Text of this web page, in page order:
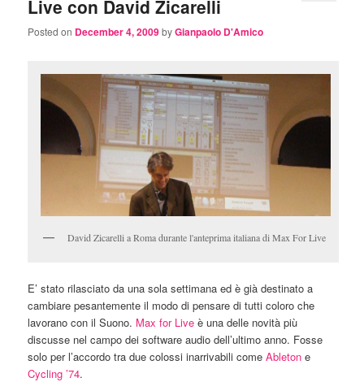
Live con David Zicarelli
Posted on December 4, 2009byGianpaolo D'Amico
David Zicarelli a Roma durante l'anteprima italiana di Max For Live
E’ stato rilasciato da una sola settimana ed è già destinato a
cambiare pesantemente il modo di pensare di tutti coloro che
lavorano con il Suono. Max for Live è una delle novità più
discusse nel campo dei software audio dell’ultimo anno. Fosse
solo per l’accordo tra due colossi inarrivabili comeAbleton e
Cycling ’74.